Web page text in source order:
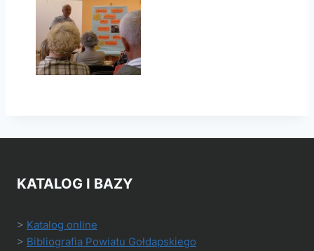
KATALOG I BAZY
> Katalog online
> Bibliografia Powiatu Gołdapskiego